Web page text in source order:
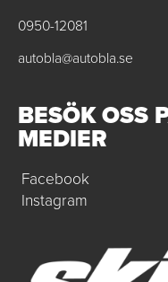
0950-12081
autobla@autobla.se
BESÖK OSS
MEDIER
Facebook
Instagram